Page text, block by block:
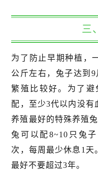
三
为了防止早期种植，
公斤左右，兔子达到
繁殖比较好。为了
配，至少3代以内没有
养殖最好的特殊养殖
兔可以配8~10只兔
次，每周最少休息1天
最好不要超过3年。